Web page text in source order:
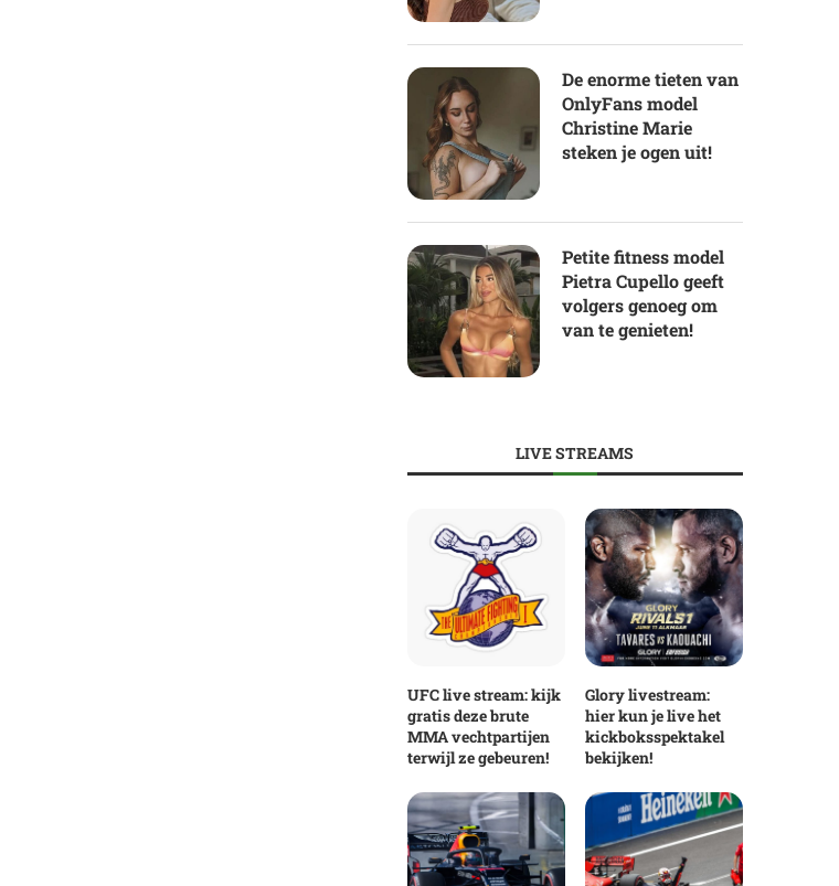
De enorme tieten van
OnlyFans model
Christine Marie
steken je ogen uit!
Petite fitness model
Pietra Cupello geeft
volgers genoeg om
van te genieten!
LIVE STREAMS
UFC live stream: kijk
gratis deze brute
MMA vechtpartijen
terwijl ze gebeuren!
Glory livestream:
hier kun je live het
kickboksspektakel
bekijken!